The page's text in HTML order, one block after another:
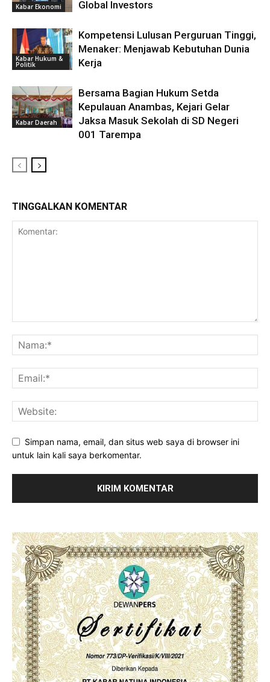
Kabar Ekonomi Global Investors
Kabar Hukum &
Politik
Kompetensi Lulusan Perguruan Tinggi,
Menaker: Menjawab Kebutuhan Dunia
Kerja
Kabar Daerah
Bersama Bagian Hukum Setda
Kepulauan Anambas, Kejari Gelar
Jaksa Masuk Sekolah di SD Negeri
001 Tarempa
TINGGALKAN KOMENTAR
Simpan nama, email, dan situs web saya di browser ini
untuk lain kali saya berkomentar.